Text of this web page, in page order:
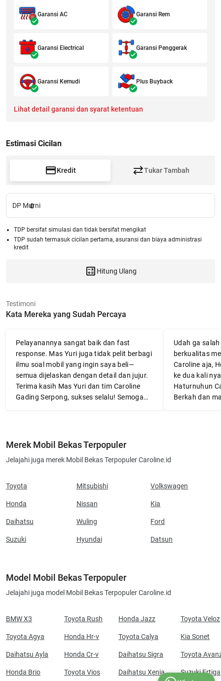
Garansi AC Garansi Rem
Garansi Electrical Garansi Penggerak
Garansi Kemudi Plus Buyback
Lihat detail garansi dan syarat ketentuan
Estimasi Cicilan
Kredit Tukar Tambah
DP Murni
0
TDP bersifat simulasi dan tidak bersifat mengikat
TDP sudah termasuk cicilan pertama, asuransi dan biaya administrasi
kredit
Hitung Ulang
Testimoni
Kata Mereka yang Sudah Percaya
Pelayanannya sangat baik dan fast
response. Mas Yuri juga tidak pelit berbagi
ilmu soal mobil yang ingin saya beli—
semua dijelaskan dengan detail dan jujur.
Terima kasih Mas Yuri dan tim Caroline
Gading Serpong, sukses selalu! Semoga
Udah ga
berkualitas
Caroline aja,
ke dua kali
Haturnuhun
Berkah dan
Merek Mobil Bekas Terpopuler
Jelajahi juga merek Mobil Bekas Terpopuler Caroline.id
Toyota
Honda
Daihatsu
Suzuki
Mitsubishi
Nissan
Wuling
Hyundai
Volkswagen
Kia
Ford
Datsun
Model Mobil Bekas Terpopuler
Jelajahi juga model Mobil Bekas Terpopuler Caroline.id
BMW X3
Toyota Agya
Daihatsu Ayla
Honda Brio
Toyota Rush
Honda Hr-v
Honda Cr-v
Toyota Vios
Honda Jazz
Toyota Calya
Daihatsu Sigra
Daihatsu Xenia
Toyota Veloz
Kia Sonet
Toyota
Suzuki Ertiga